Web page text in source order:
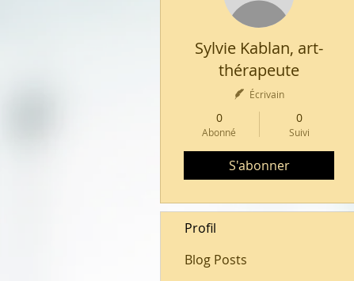
Sylvie Kablan, art-
thérapeute
Écrivain
0
Abonné
0
Suivi
S'abonner
Profil
Blog Posts